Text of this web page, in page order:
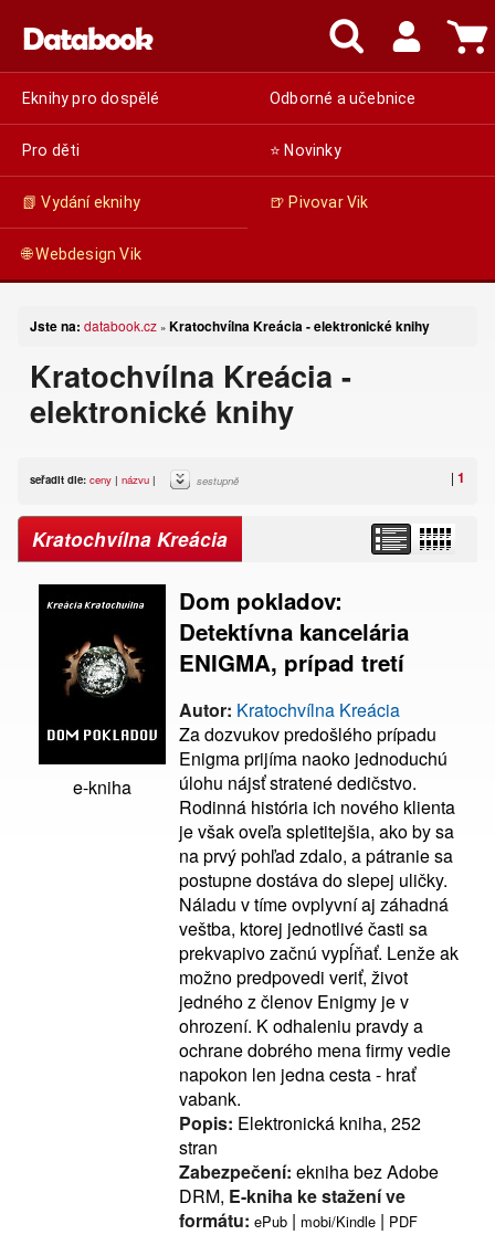
Eknihy pro dospělé Odborné a učebnice
Pro děti ⭐ Novinky
📗 Vydání eknihy 🍺 Pivovar Vik
🌐 Webdesign Vik
Jste na: databook.cz » Kratochvílna Kreácia - elektronické knihy
Kratochvílna Kreácia -
elektronické knihy
| 1
seřadit dle: ceny | názvu | sestupně
Kratochvílna Kreácia
e-kniha
Dom pokladov:
Detektívna kancelária
ENIGMA, prípad tretí
Autor: Kratochvílna Kreácia
Za dozvukov predošlého prípadu
Enigma prijíma naoko jednoduchú
úlohu nájsť stratené dedičstvo.
Rodinná história ich nového klienta
je však oveľa spletitejšia, ako by sa
na prvý pohľad zdalo, a pátranie sa
postupne dostáva do slepej uličky.
Náladu v tíme ovplyvní aj záhadná
veštba, ktorej jednotlivé časti sa
prekvapivo začnú vypĺňať. Lenže ak
možno predpovedi veriť, život
jedného z členov Enigmy je v
ohrození. K odhaleniu pravdy a
ochrane dobrého mena firmy vedie
napokon len jedna cesta - hrať
vabank.
Popis: Elektronická kniha, 252
stran
Zabezpečení: ekniha bez Adobe
DRM, E-kniha ke stažení ve
formátu: ePub | mobi/Kindle | PDF